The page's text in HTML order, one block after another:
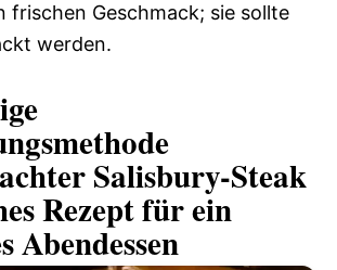
frischen Geschmack; sie sollte
werden.
Salisbury-Steak
Rezept für ein
Abendessen